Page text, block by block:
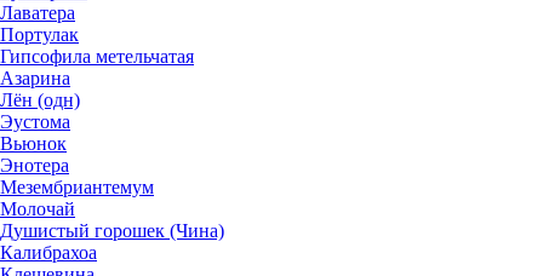
Лаватера
Портулак
Гипсофила метельчатая
Азарина
Лён (одн)
Эустома
Вьюнок
Энотера
Мезембриантемум
Молочай
Душистый горошек (Чина)
Калибрахоа